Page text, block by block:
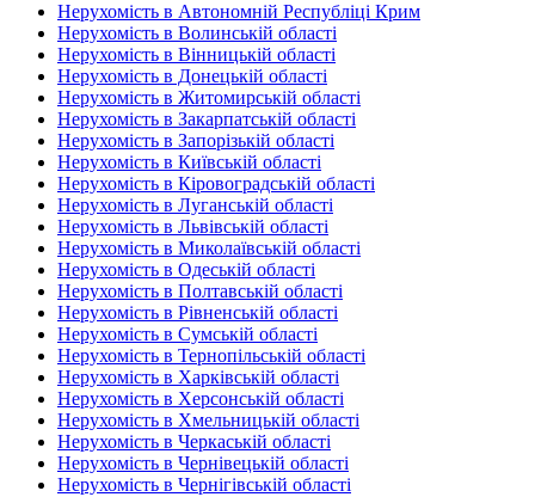
Нерухомість в Автономній Республіці Крим
Нерухомість в Волинській області
Нерухомість в Вінницькій області
Нерухомість в Донецькій області
Нерухомість в Житомирській області
Нерухомість в Закарпатській області
Нерухомість в Запорізькій області
Нерухомість в Київській області
Нерухомість в Кіровоградській області
Нерухомість в Луганській області
Нерухомість в Львівській області
Нерухомість в Миколаївській області
Нерухомість в Одеській області
Нерухомість в Полтавській області
Нерухомість в Рівненській області
Нерухомість в Сумській області
Нерухомість в Тернопільській області
Нерухомість в Харківській області
Нерухомість в Херсонській області
Нерухомість в Хмельницькій області
Нерухомість в Черкаській області
Нерухомість в Чернівецькій області
Нерухомість в Чернігівській області